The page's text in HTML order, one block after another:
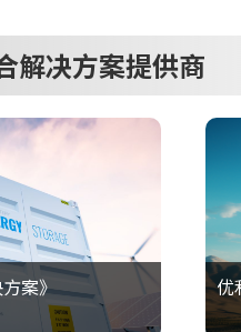
解决方案提供商
案》 优